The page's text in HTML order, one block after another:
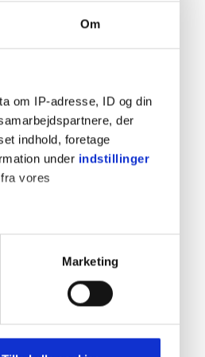
Om
om IP-adresse, ID og din
der
indhold, foretage
under indstillinger
vores
Marketing